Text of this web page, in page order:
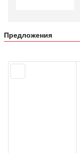
Предложения